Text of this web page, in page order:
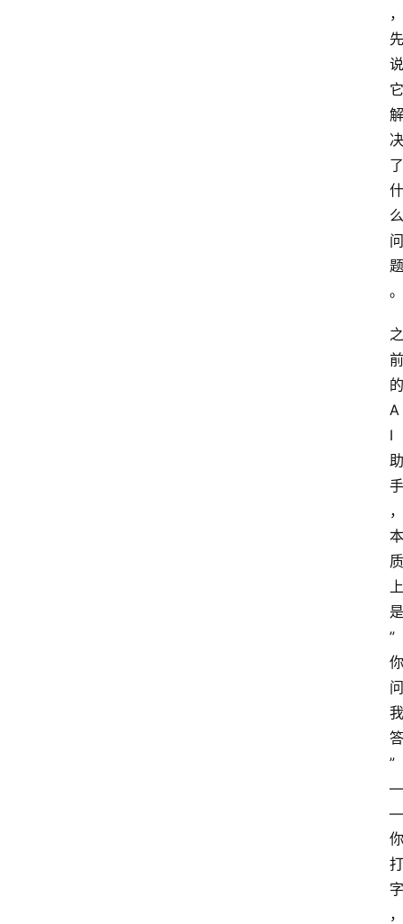
，
先
说
它
解
决
了
什
么
问
题
。
之
前
的
A
I
助
手
，
本
质
上
是
”
你
问
我
答
”
—
—
你
打
字
，